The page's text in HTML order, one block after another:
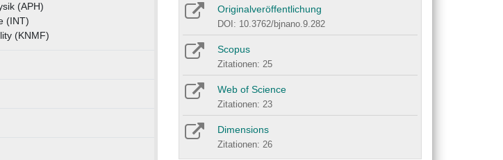
(APH)
(INT)
(KNMF)
Originalveröffentlichung
DOI: 10.3762/bjnano.9.282
Scopus
Zitationen: 25
Web of Science
Zitationen: 23
Dimensions
Zitationen: 26